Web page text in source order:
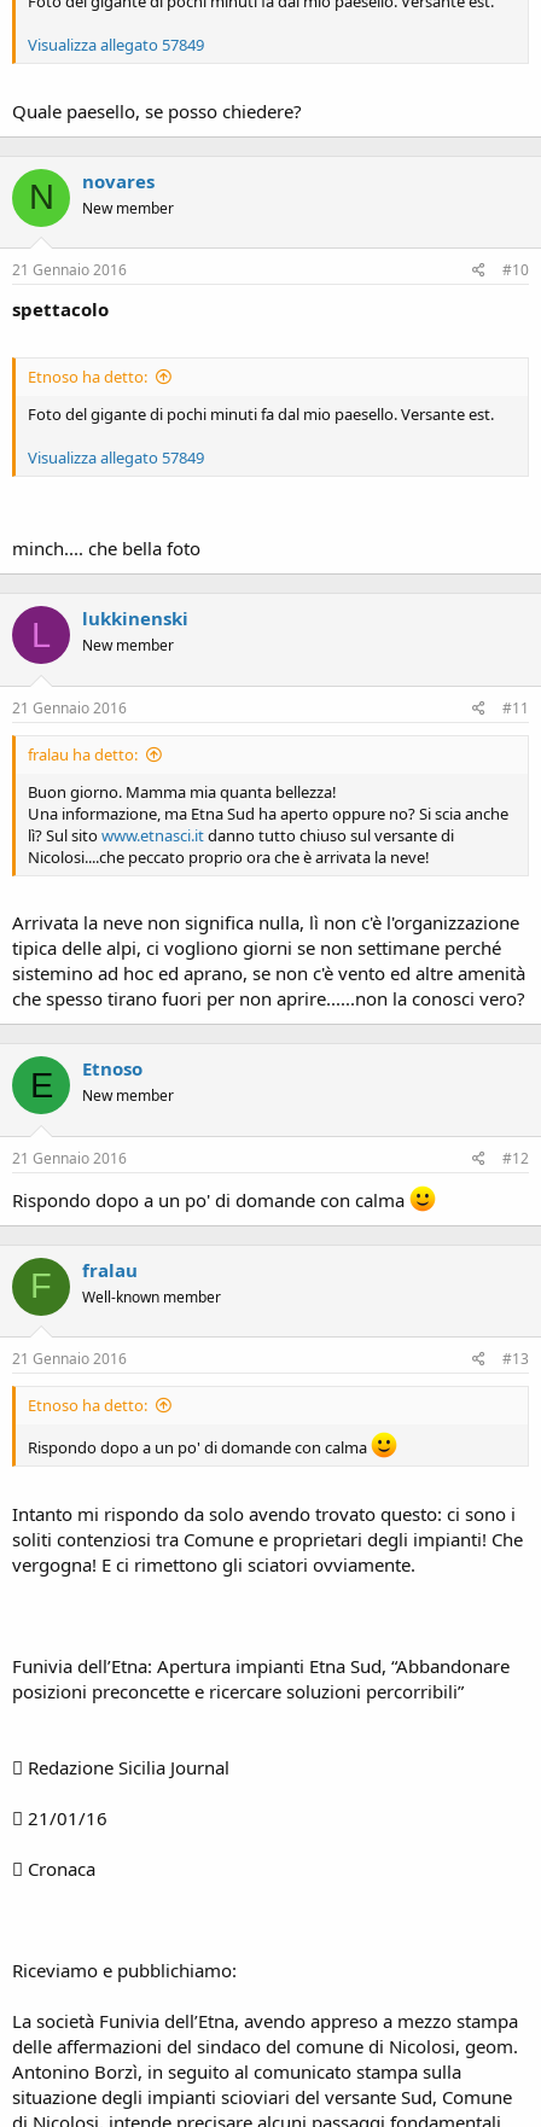
Visualizza allegato 57849
Quale paesello, se posso chiedere?
N novares
New member
21 Gennaio 2016 #10
spettacolo
Etnoso ha detto:
Foto del gigante di pochi minuti fa dal mio paesello. Versante est.
Visualizza allegato 57849
minch.... che bella foto
L lukkinenski
New member
21 Gennaio 2016 #11
fralau ha detto:
Buon giorno. Mamma mia quanta bellezza!
Una informazione, ma Etna Sud ha aperto oppure no? Si scia anche
lì? Sul sitowww.etnasci.itdanno tutto chiuso sul versante di
Nicolosi....che peccato proprio ora che è arrivata la neve!
Arrivata la neve non significa nulla, lì non c'è l'organizzazione
tipica delle alpi, ci vogliono giorni se non settimane perché
sistemino ad hoc ed aprano, se non c'è vento ed altre amenità
che spesso tirano fuori per non aprire......non la conosci vero?
E Etnoso
New member
21 Gennaio 2016 #12
Rispondo dopo a un po' di domande con calma
F fralau
Well-known member
21 Gennaio 2016 #13
Etnoso ha detto:
Rispondo dopo a un po' di domande con calma
Intanto mi rispondo da solo avendo trovato questo: ci sono i
soliti contenziosi tra Comune e proprietari degli impianti! Che
vergogna! E ci rimettono gli sciatori ovviamente.
Funivia dell’Etna: Apertura impianti Etna Sud, “Abbandonare
posizioni preconcette e ricercare soluzioni percorribili”
 Redazione Sicilia Journal
 21/01/16
 Cronaca
Riceviamo e pubblichiamo:
La società Funivia dell’Etna, avendo appreso a mezzo stampa
delle affermazioni del sindaco del comune di Nicolosi, geom.
Antonino Borzì, in seguito al comunicato stampa sulla
situazione degli impianti scioviari del versante Sud, Comune
di Nicolosi, intende precisare alcuni passaggi fondamentali